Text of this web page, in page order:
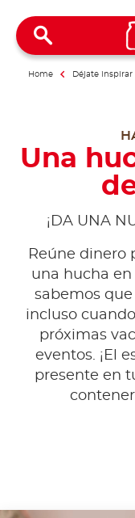
Home Déjate inspirar
Una
¡DA UNA
Reúne dinero
una hucha
sabemos
incluso
próximas
eventos. ¡El
presente en